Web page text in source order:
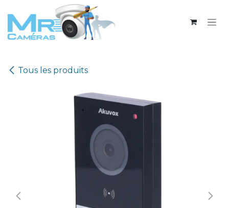
Se rendre au contenu
Tous les produits